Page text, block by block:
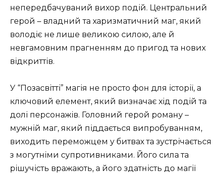
непередбачуваний вихор подій. Центральний
герой – владний та харизматичний маг, який
володіє не лише великою силою, але й
невгамовним прагненням до пригод та нових
відкриттів.
У “Позасвітті” магія не просто фон для історії, а
ключовий елемент, який визначає хід подій та
долі персонажів. Головний герой роману –
мужній маг, який піддається випробуванням,
виходить переможцем у битвах та зустрічається
з могутніми супротивниками. Його сила та
рішучість вражають, а його здатність до магії